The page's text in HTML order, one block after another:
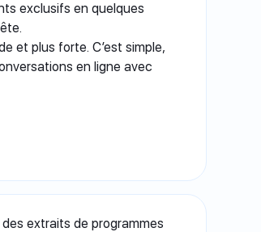
exclusifs en quelques
et plus forte. C’est simple,
en ligne avec
extraits de programmes